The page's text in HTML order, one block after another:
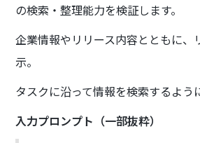
の検索・整理能力を検証します。
企業情報やリリース内容とともに、
示。
タスクに沿って情報を検索するよう
入力プロンプト（一部抜粋）